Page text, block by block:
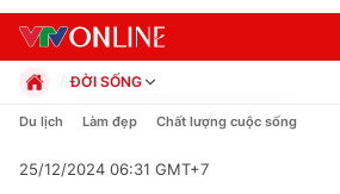
ĐỜI SỐNG
Chính trị
Pháp luật
Du lịch Làm đẹp Chất lượng cuộc sống
25/12/2024 06:31 GMT+7